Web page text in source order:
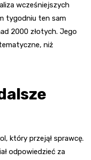
wcześniejszych
tygodniu ten sam
2000 złotych. Jego
niż
który przejął sprawcę.
odpowiedzieć za